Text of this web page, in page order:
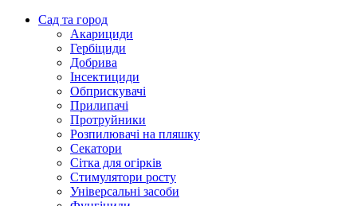
Сад та город
Акарициди
Гербіциди
Добрива
Інсектициди
Обприскувачі
Прилипачі
Протруйники
Розпилювачі на пляшку
Секатори
Сітка для огірків
Стимулятори росту
Універсальні засоби